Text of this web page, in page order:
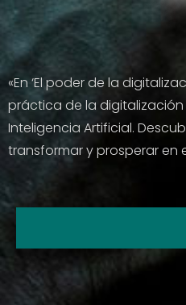
«En ‘El poder de la
práctica de la
Inteligencia Artificial.
transformar y prosperar en